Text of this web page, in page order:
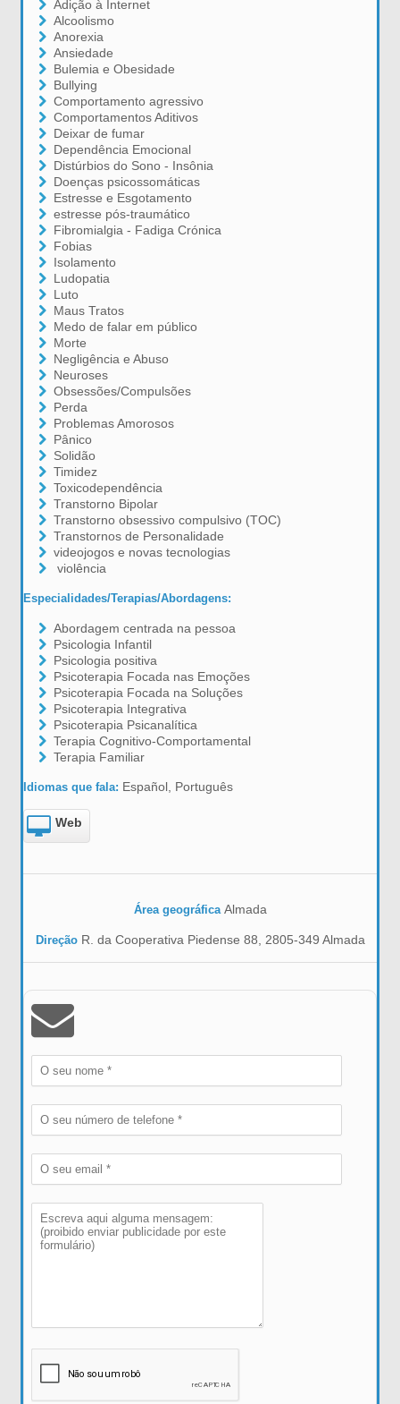
Adição à Internet
Alcoolismo
Anorexia
Ansiedade
Bulemia e Obesidade
Bullying
Comportamento agressivo
Comportamentos Aditivos
Deixar de fumar
Dependência Emocional
Distúrbios do Sono - Insônia
Doenças psicossomáticas
Estresse e Esgotamento
estresse pós-traumático
Fibromialgia - Fadiga Crónica
Fobias
Isolamento
Ludopatia
Luto
Maus Tratos
Medo de falar em público
Morte
Negligência e Abuso
Neuroses
Obsessões/Compulsões
Perda
Problemas Amorosos
Pânico
Solidão
Timidez
Toxicodependência
Transtorno Bipolar
Transtorno obsessivo compulsivo (TOC)
Transtornos de Personalidade
videojogos e novas tecnologias
violência
Especialidades/Terapias/Abordagens:
Abordagem centrada na pessoa
Psicologia Infantil
Psicologia positiva
Psicoterapia Focada nas Emoções
Psicoterapia Focada na Soluções
Psicoterapia Integrativa
Psicoterapia Psicanalítica
Terapia Cognitivo-Comportamental
Terapia Familiar
Idiomas que fala: Español, Português
Web
Área geográfica Almada
DireçãoR. da Cooperativa Piedense 88, 2805-349 Almada